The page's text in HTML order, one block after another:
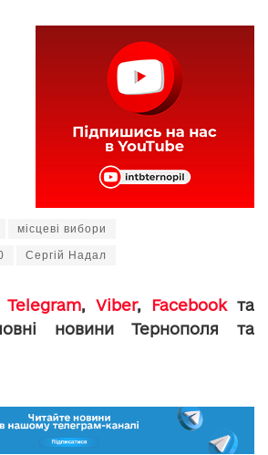
місцеві вибори
Сергій Надал
Telegram, Viber, Facebookта
новини Тернополя та